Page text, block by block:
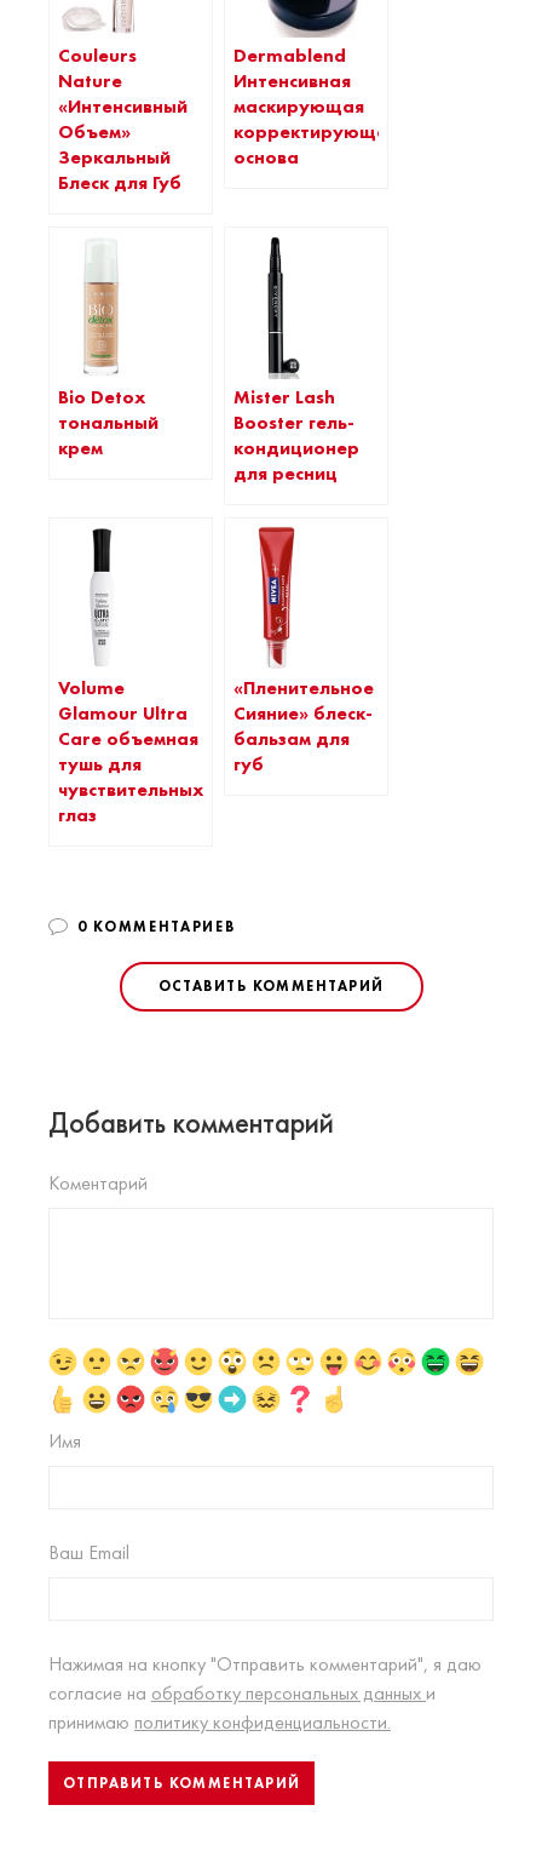
Couleurs
Nature
«Интенсивный
Объем»
Зеркальный
Блеск для Губ
Dermablend
Интенсивная
маскирующая
корректирующая
основа
Bio Detox
тональный
крем
Mister Lash
Booster гель-
кондиционер
для ресниц
Volume
Glamour Ultra
Care объемная
тушь для
чувствительных
глаз
«Пленительное
Сияние» блеск-
бальзам для
губ
0 КОММЕНТАРИЕВ
ОСТАВИТЬ КОММЕНТАРИЙ
Добавить комментарий
Коментарий
Имя
Ваш Email
Нажимая на кнопку "Отправить комментарий", я даю
согласие на обработку персональных данных и
принимаю политику конфиденциальности.